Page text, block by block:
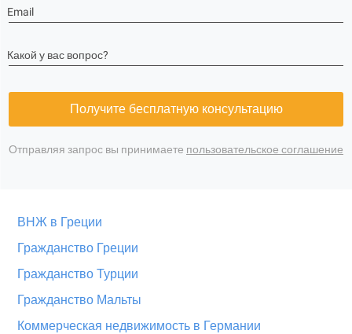
Email
Какой у вас вопрос?
Получите бесплатную консультацию
Отправляя запрос вы принимаете пользовательское соглашение
ВНЖ в Греции
Гражданство Греции
Гражданство Турции
Гражданство Мальты
Коммерческая недвижимость в Германии